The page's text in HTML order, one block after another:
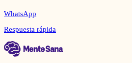
WhatsApp
Respuesta rápida